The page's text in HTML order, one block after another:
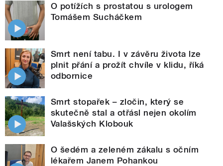
O potížích s prostatou s urologem
Tomášem Sucháčkem
Smrt není tabu. I v závěru života lze
plnit přání a prožít chvíle v klidu, říká
odbornice
Smrt stopařek – zločin, který se
skutečně stal a otřásl nejen okolím
Valašských Klobouk
O šedém a zeleném zákalu s očním
lékařem Janem Pohankou